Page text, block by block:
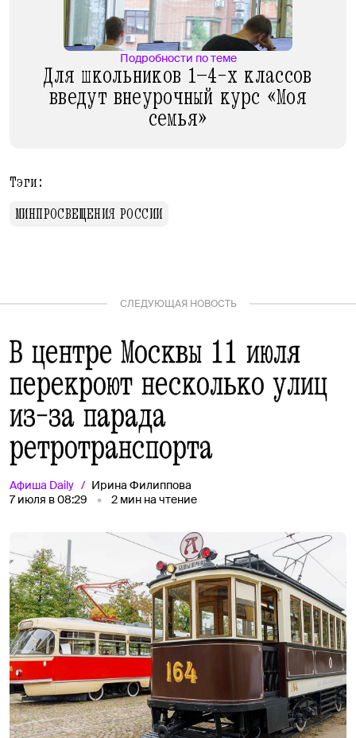
Подробности по теме
Для школьников 1–4-х классов
введут внеурочный курс «Моя
семья»
Тэги:
МИНПРОСВЕЩЕНИЯ РОССИИ
СЛЕДУЮЩАЯ НОВОСТЬ
В центре Москвы 11 июля
перекроют несколько улиц
из-за парада
ретротранспорта
Афиша Daily
Ирина Филиппова
7 июля в 08:29
2 мин на чтение